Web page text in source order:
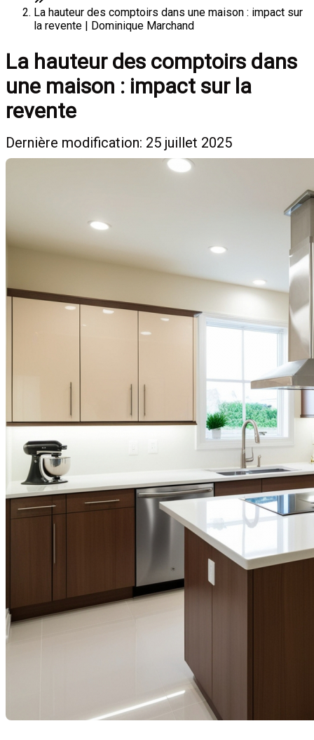
La hauteur des comptoirs dans une maison : impact sur
la revente | Dominique Marchand
La hauteur des comptoirs dans
une maison : impact sur la
revente
Dernière modification: 25 juillet 2025